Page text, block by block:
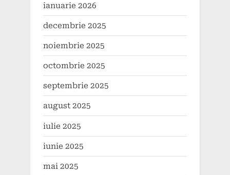
ianuarie 2026
decembrie 2025
noiembrie 2025
octombrie 2025
septembrie 2025
august 2025
iulie 2025
iunie 2025
mai 2025